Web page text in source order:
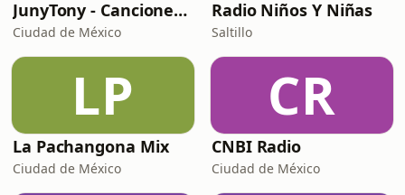
JunyTony - Canciones Infantiles
Ciudad de México
Radio Niños Y Niñas
Saltillo
LP
La Pachangona Mix
Ciudad de México
CR
CNBI Radio
Ciudad de México